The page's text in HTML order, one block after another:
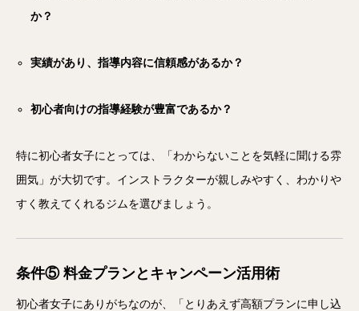
か？
実績があり、指導内容に信頼感があるか？
初心者向けの指導経験が豊富であるか？
特に初心者女子にとっては、「わからないことを気軽に聞ける雰
囲気」が大切です。インストラクターが親しみやすく、わかりや
すく教えてくれるジムを選びましょう。
条件⑤ 料金プランとキャンペーン活用術
初心者女子にありがちなのが、「とりあえず高額プランに申し込